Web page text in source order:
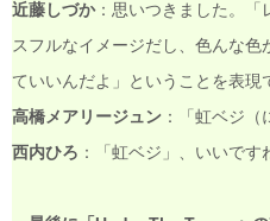
近藤しづか：思いつきました。「
スフルなイメージだし、色んな色
ていいんだよ」ということを表現
高橋メアリージュン ：「虹ベジ（
西内ひろ ：「虹ベジ」、いいです